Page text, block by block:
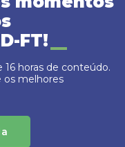
FT!
horas de conteúdo.
os melhores